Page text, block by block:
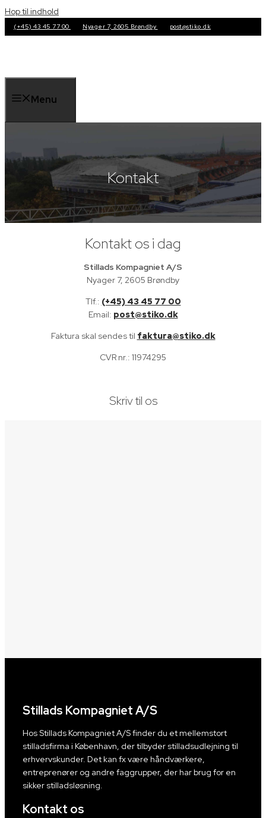
Hop til indhold
(+45) 43 45 77 00 Nyager 7, 2605 Brøndby post@stiko.dk
Menu
Kontakt
Kontakt os i dag
Stillads Kompagniet A/S
Nyager 7, 2605 Brøndby
Tlf.: (+45) 43 45 77 00
Email: post@stiko.dk
Faktura skal sendes til faktura@stiko.dk
CVR nr.: 11974295
Skriv til os
Stillads Kompagniet A/S
Hos Stillads Kompagniet A/S finder du et mellemstort
stilladsfirma i København, der tilbyder stilladsudlejning til
erhvervskunder. Det kan fx være håndværkere,
entreprenører og andre faggrupper, der har brug for en
sikker stilladsløsning.
Kontakt os